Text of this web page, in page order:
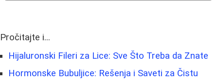
Pročitajte i...
Hijaluronski Fileri za Lice: Sve Što Treba da Znate
Hormonske Bubuljice: Rešenja i Saveti za Čistu